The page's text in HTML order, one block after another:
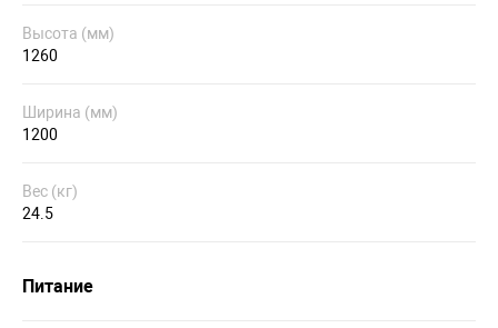
Высота (мм)
1260
Ширина (мм)
1200
Вес (кг)
24.5
Питание